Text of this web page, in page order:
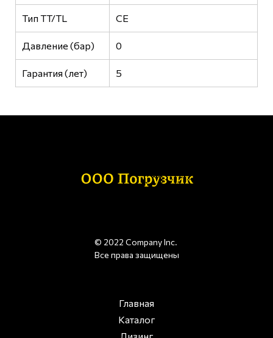
Тип TT/TL CE
Давление (бар) 0
Гарантия (лет) 5
© 2022 Company Inc.
Все права защищены
Главная
Каталог